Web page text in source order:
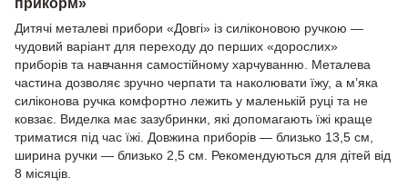
Дитячі металеві прибори «Довгі» із силіконовою ручкою —
чудовий варіант для переходу до перших «дорослих»
приборів та навчання самостійному харчуванню. Металева
частина дозволяє зручно черпати та наколювати їжу, а м’яка
силіконова ручка комфортно лежить у маленькій руці та не
ковзає. Виделка має зазубринки, які допомагають їжі краще
триматися під час їжі. Довжина приборів — близько 13,5 см,
ширина ручки — близько 2,5 см. Рекомендуються для дітей від
8 місяців.